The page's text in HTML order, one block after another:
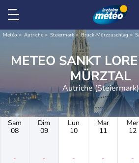
Météo Autriche Steiermark Bruck-Mürzzuschlag
METEO SANKT LORENZEN IM
MÜRZTAL
Autriche (Steiermark)
Sam
08
-
Dim
09
-
Lun
10
-
Mar
11
-
Mer
12
-